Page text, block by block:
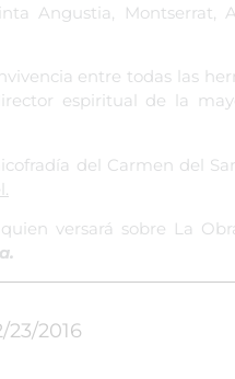
Angustia,
entre todas las
espiritual de la
del Carmen del
versará sobre La
23/2016